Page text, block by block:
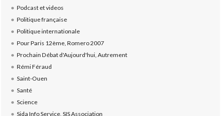
Podcast et videos
Politique française
Politique internationale
Pour Paris 12ème, Romero 2007
Prochain Débat d'Aujourd'hui, Autrement
Rémi Féraud
Saint-Ouen
Santé
Science
Sida Info Service, SIS Association